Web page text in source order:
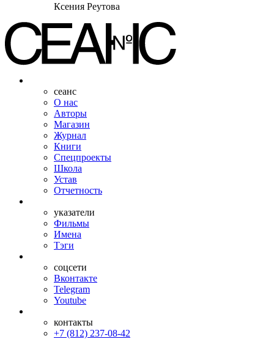
Ксения Реутова
сеанс
О нас
Авторы
Магазин
Журнал
Книги
Спецпроекты
Школа
Устав
Отчетность
указатели
Фильмы
Имена
Тэги
соцсети
Вконтакте
Telegram
Youtube
контакты
+7 (812) 237-08-42